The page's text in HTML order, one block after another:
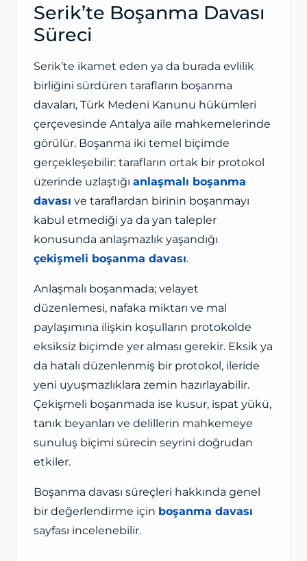
Serik’te Boşanma Davası
Süreci
Serik’te ikamet eden ya da burada evlilik
birliğini sürdüren tarafların boşanma
davaları, Türk Medeni Kanunu hükümleri
çerçevesinde Antalya aile mahkemelerinde
görülür. Boşanma iki temel biçimde
gerçekleşebilir: tarafların ortak bir protokol
üzerinde uzlaştığı anlaşmalı boşanma
davası ve taraflardan birinin boşanmayı
kabul etmediği ya da yan talepler
konusunda anlaşmazlık yaşandığı
çekişmeli boşanma davası.
Anlaşmalı boşanmada; velayet
düzenlemesi, nafaka miktarı ve mal
paylaşımına ilişkin koşulların protokolde
eksiksiz biçimde yer alması gerekir. Eksik ya
da hatalı düzenlenmiş bir protokol, ileride
yeni uyuşmazlıklara zemin hazırlayabilir.
Çekişmeli boşanmada ise kusur, ispat yükü,
tanık beyanları ve delillerin mahkemeye
sunuluş biçimi sürecin seyrini doğrudan
etkiler.
Boşanma davası süreçleri hakkında genel
bir değerlendirme için boşanma davası
sayfası incelenebilir.